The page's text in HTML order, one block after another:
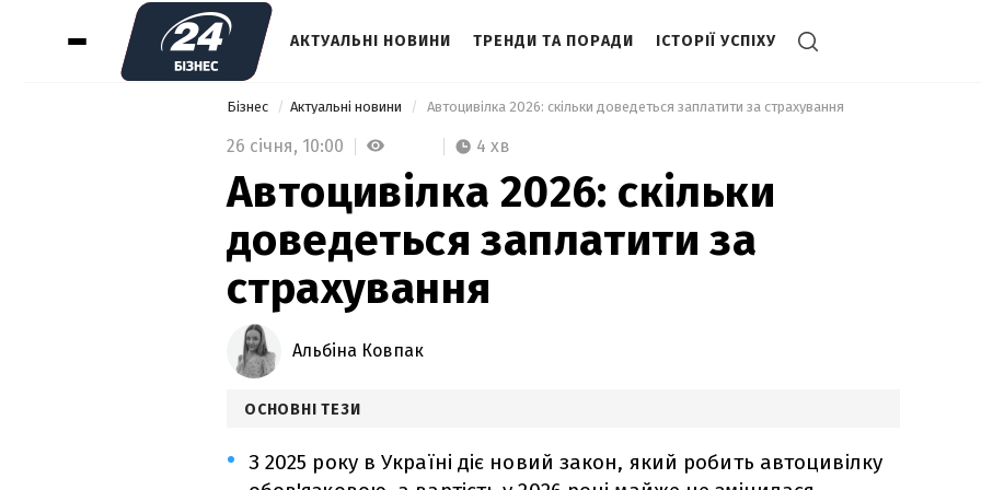
АКТУАЛЬНІ НОВИНИ ТРЕНДИ ТА ПОРАДИ ІСТОРІЇ УСПІХУ
Бізнес Актуальні новини Автоцивілка 2026: скільки доведеться заплатити за страхування
26 січня, 10:00 4 хв
Автоцивілка 2026: скільки
доведеться заплатити за
страхування
Альбіна Ковпак
ОСНОВНІ ТЕЗИ
З 2025 року в Україні діє новий закон, який робить автоцивілку